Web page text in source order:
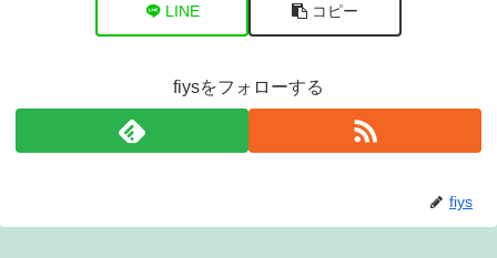
LINE コピー
fiysをフォローする
fiys